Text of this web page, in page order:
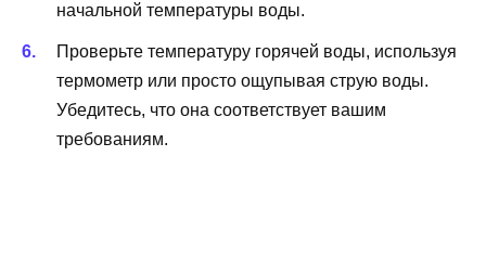
начальной температуры воды.
Проверьте температуру горячей воды, используя
термометр или просто ощупывая струю воды.
Убедитесь, что она соответствует вашим
требованиям.